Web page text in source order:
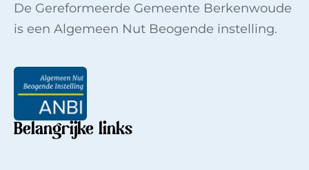
De Gereformeerde Gemeente Berkenwoude
is een Algemeen Nut Beogende instelling.
Belangrijke links